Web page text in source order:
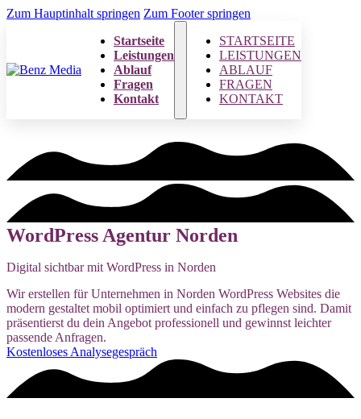
Zum Hauptinhalt springen Zum Footer springen
Startseite
Leistungen
Ablauf
Fragen
Kontakt
STARTSEITE
LEISTUNGEN
ABLAUF
FRAGEN
KONTAKT
WordPress Agentur Norden
Digital sichtbar mit WordPress in Norden
Wir erstellen für Unternehmen in Norden WordPress Websites die
modern gestaltet mobil optimiert und einfach zu pflegen sind. Damit
präsentierst du dein Angebot professionell und gewinnst leichter
passende Anfragen.
Kostenloses Analysegespräch